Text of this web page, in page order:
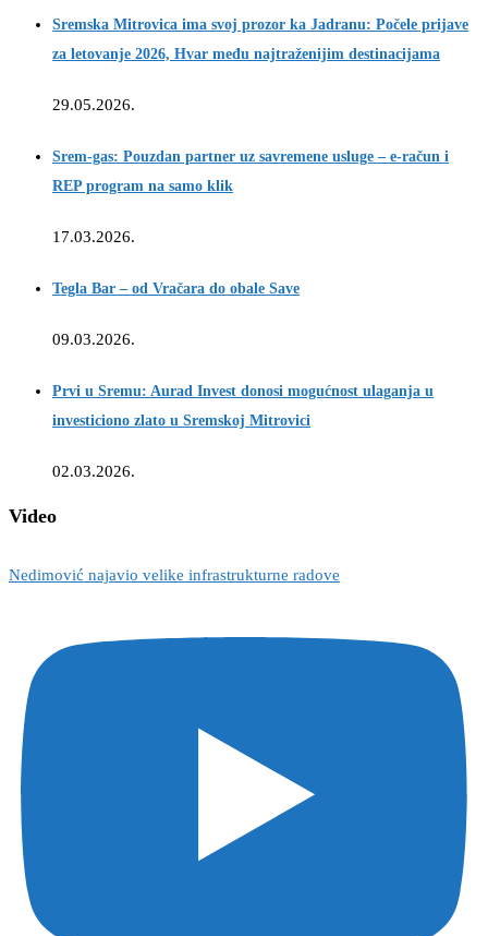
Sremska Mitrovica ima svoj prozor ka Jadranu: Počele prijave
za letovanje 2026, Hvar među najtraženijim destinacijama
29.05.2026.
Srem-gas: Pouzdan partner uz savremene usluge – e-račun i
REP program na samo klik
17.03.2026.
Tegla Bar – od Vračara do obale Save
09.03.2026.
Prvi u Sremu: Aurad Invest donosi mogućnost ulaganja u
investiciono zlato u Sremskoj Mitrovici
02.03.2026.
Video
Nedimović najavio velike infrastrukturne radove